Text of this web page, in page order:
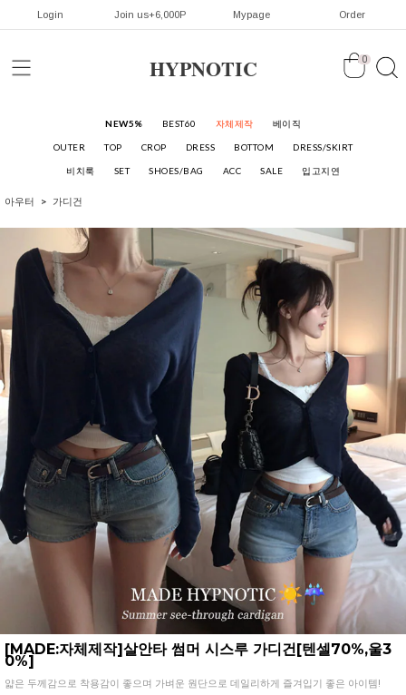
Login Join us+6,000P Mypage Order
HYPNOTIC 0
NEW5% BEST60 자체제작 베이직
OUTER TOP CROP DRESS BOTTOM DRESS/SKIRT
비치룩 SET SHOES/BAG ACC SALE 입고지연
아우터 가디건
[MADE:자체제작]살안타 썸머 시스루 가디건[텐셀70%,울3
0%]
얇은 두께감으로 착용감이 좋으며 가벼운 원단으로 데일리하게 즐겨입기 좋은 아이템!